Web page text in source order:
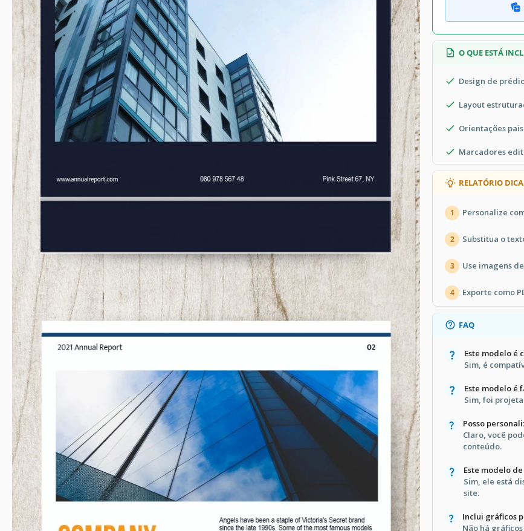
O QUE ESTÁ
Design de
Layout
Orientações
Marcadores
RELATÓRIO
1 Personalize
2 Substitua o
3 Use imagens
4 Exporte como
FAQ
Este modelo é
Sim, é
Este modelo é
Sim, foi
Posso
Claro, você
conteúdo.
Este modelo
Sim, ele está
site.
Inclui gráficos
Não há